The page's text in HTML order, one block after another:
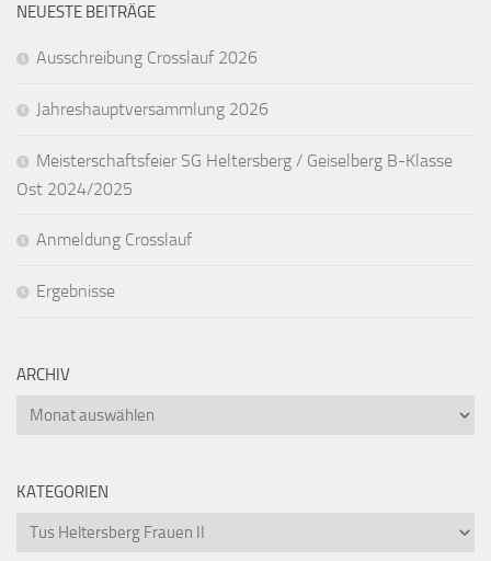
NEUESTE BEITRÄGE
Ausschreibung Crosslauf 2026
Jahreshauptversammlung 2026
Meisterschaftsfeier SG Heltersberg / Geiselberg B-Klasse
Ost 2024/2025
Anmeldung Crosslauf
Ergebnisse
ARCHIV
Archiv
KATEGORIEN
Kategorien